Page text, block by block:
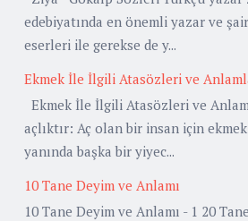
edebiyatında en önemli yazar ve
eserleri ile gerekse de y...
Ekmek İle İlgili Atasözleri ve
Ekmek İle İlgili Atasözleri ve
açlıktır: Aç olan bir insan için
yanında başka bir yiyec...
10 Tane Deyim ve Anlamı
10 Tane Deyim ve Anlamı - 1 20